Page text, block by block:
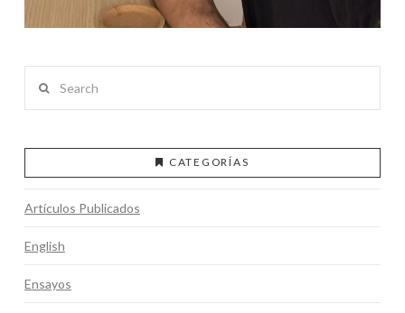
CATEGORÍAS
Artículos Publicados
English
Ensayos